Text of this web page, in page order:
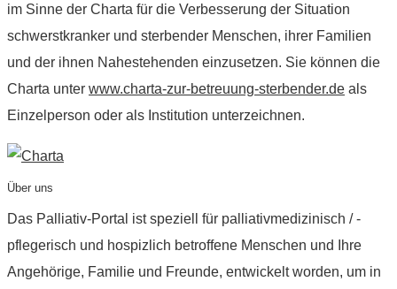
im Sinne der Charta für die Verbesserung der Situation
schwerstkranker und sterbender Menschen, ihrer Familien
und der ihnen Nahestehenden einzusetzen. Sie können die
Charta unter www.charta-zur-betreuung-sterbender.de als
Einzelperson oder als Institution unterzeichnen.
Über uns
Das Palliativ-Portal ist speziell für palliativmedizinisch / -
pflegerisch und hospizlich betroffene Menschen und Ihre
Angehörige, Familie und Freunde, entwickelt worden, um in